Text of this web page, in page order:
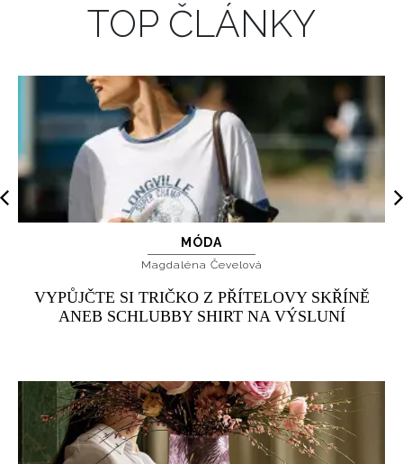
TOP ČLÁNKY
MÓDA
Magdaléna Čevelová
VYPŮJČTE SI TRIČKO Z PŘÍTELOVY SKŘÍNĚ
ANEB SCHLUBBY SHIRT NA VÝSLUNÍ